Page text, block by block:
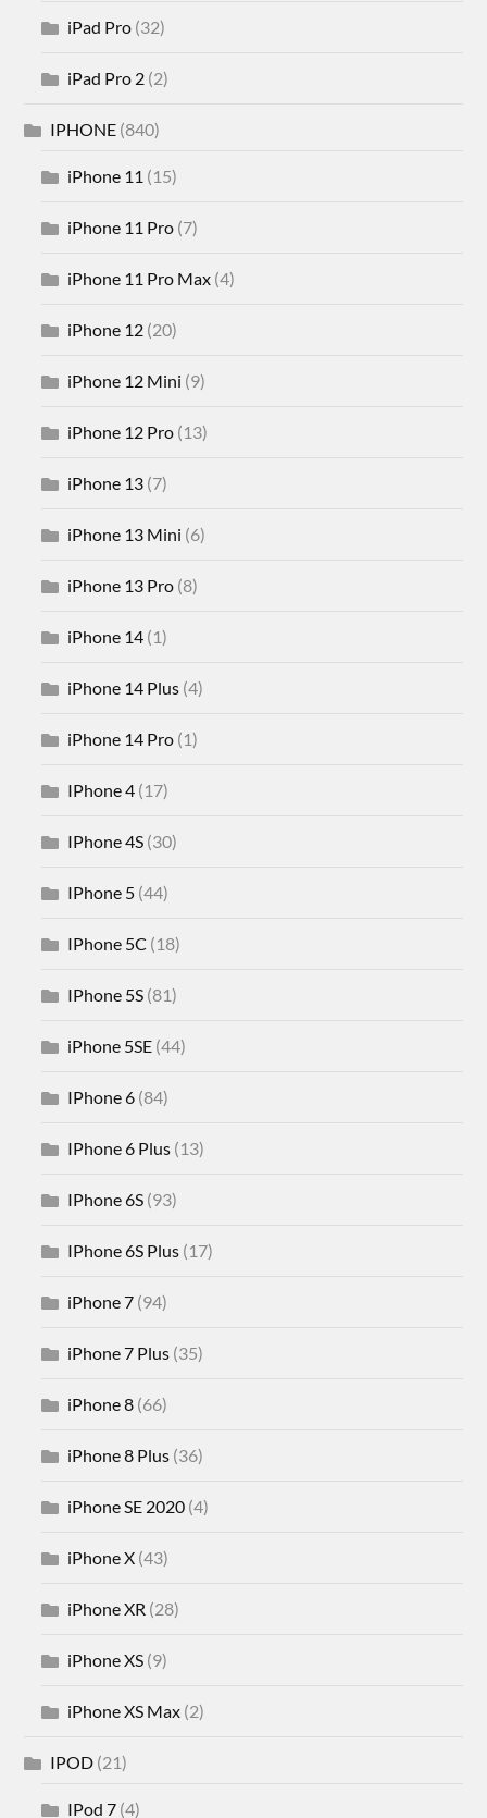
iPad Pro (32)
iPad Pro 2 (2)
IPHONE (840)
iPhone 11 (15)
iPhone 11 Pro (7)
iPhone 11 Pro Max (4)
iPhone 12 (20)
iPhone 12 Mini (9)
iPhone 12 Pro (13)
iPhone 13 (7)
iPhone 13 Mini (6)
iPhone 13 Pro (8)
iPhone 14 (1)
iPhone 14 Plus (4)
iPhone 14 Pro (1)
IPhone 4 (17)
IPhone 4S (30)
IPhone 5 (44)
IPhone 5C (18)
IPhone 5S (81)
iPhone 5SE (44)
IPhone 6 (84)
IPhone 6 Plus (13)
IPhone 6S (93)
IPhone 6S Plus (17)
iPhone 7 (94)
iPhone 7 Plus (35)
iPhone 8 (66)
iPhone 8 Plus (36)
iPhone SE 2020 (4)
iPhone X (43)
iPhone XR (28)
iPhone XS (9)
iPhone XS Max (2)
IPOD (21)
IPod 7 (4)